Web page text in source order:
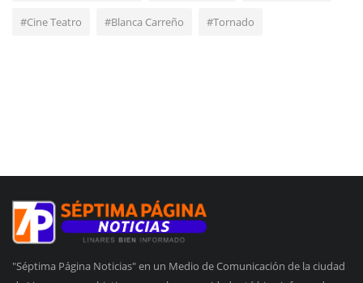
#Cine Teatro #Blanca Carreño #Tornado
"Séptima Página Noticias" en un Medio de Comunicación de la ciudad